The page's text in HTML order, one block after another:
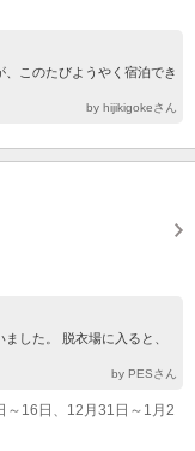
このたびようやく宿泊でき
by hijikigokeさん
した。 脱衣場に入ると、
by PESさん